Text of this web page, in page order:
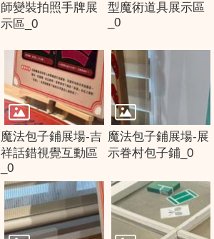
師變裝拍照手牌展
示區_0
型魔術道具展示區
_0
魔法包子鋪展場-吉
祥話錯視覺互動區
_0
魔法包子鋪展場-展
示眷村包子鋪_0